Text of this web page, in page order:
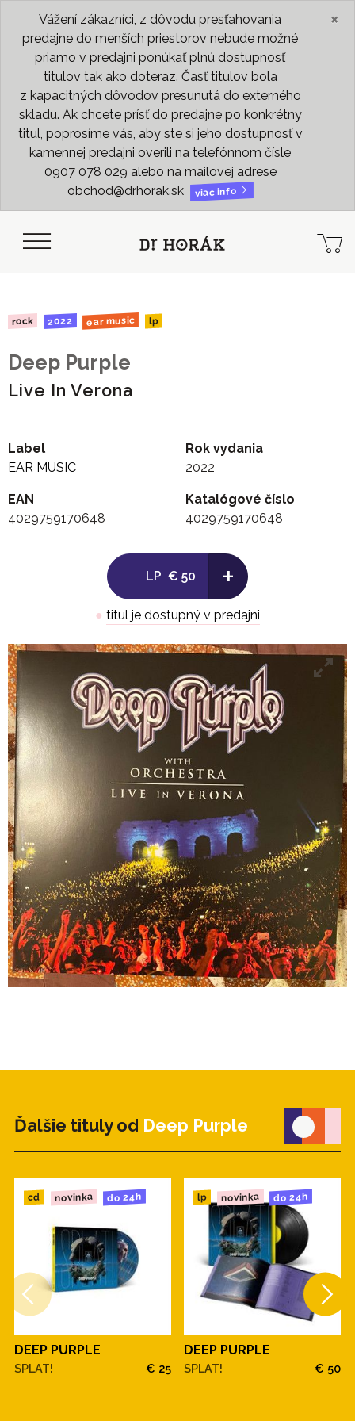
Vážení zákazníci, z dôvodu presťahovania
predajne do menších priestorov nebude možné
priamo v predajni ponúkať plnú dostupnosť
titulov tak ako doteraz. Časť titulov bola
z kapacitných dôvodov presunutá do externého
skladu. Ak chcete prísť do predajne po konkrétny
titul, poprosíme vás, aby ste si jeho dostupnosť v
kamennej predajni overili na telefónnom čísle
0907 078 029 alebo na mailovej adrese
obchod@drhorak.sk
viac info
×
rock 2022 ear music lp
Deep Purple
Live In Verona
Label
EAR MUSIC
Rok vydania
2022
EAN
4029759170648
Katalógové číslo
4029759170648
LP € 50 +
● titul je dostupný v predajni
Ďalšie tituly od Deep Purple
cd novinka do 24h
DEEP PURPLE
SPLAT! € 25
lp novinka do 24h
DEEP PURPLE
SPLAT! € 50